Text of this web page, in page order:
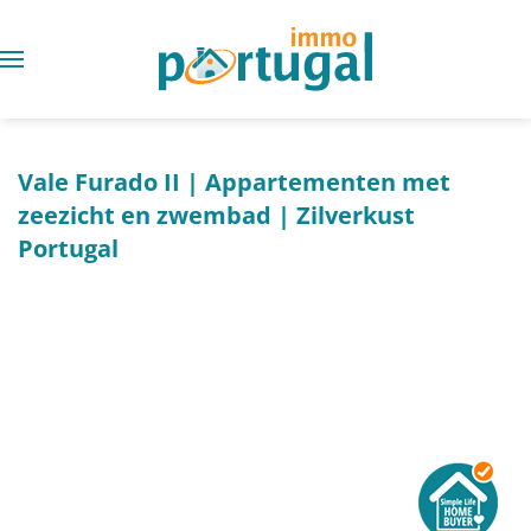
Vale Furado II | Appartementen met
zeezicht en zwembad | Zilverkust
Portugal